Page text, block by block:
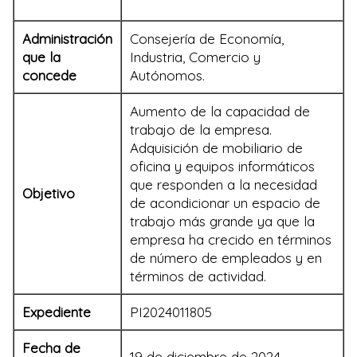
Administración
que la
concede
Consejería de Economía,
Industria, Comercio y
Autónomos.
Objetivo
Aumento de la capacidad de
trabajo de la empresa.
Adquisición de mobiliario de
oficina y equipos informáticos
que responden a la necesidad
de acondicionar un espacio de
trabajo más grande ya que la
empresa ha crecido en términos
de número de empleados y en
términos de actividad.
Expediente PI2024011805
Fecha de